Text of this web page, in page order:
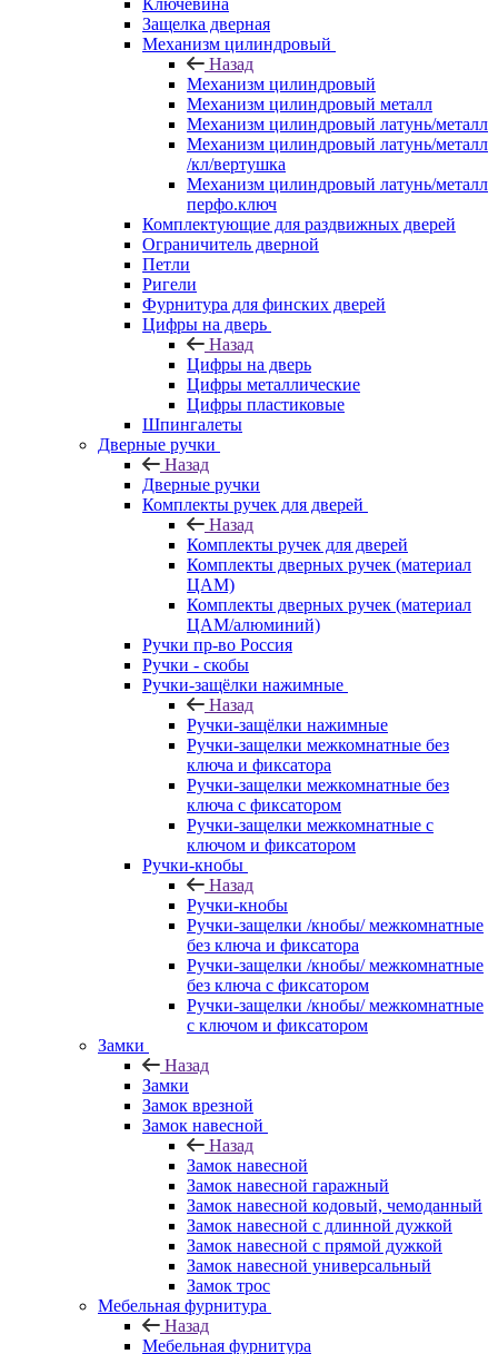
Ключевина
Защелка дверная
Механизм цилиндровый
Назад
Механизм цилиндровый
Механизм цилиндровый металл
Механизм цилиндровый латунь/металл
Механизм цилиндровый латунь/металл
/кл/вертушка
Механизм цилиндровый латунь/металл
перфо.ключ
Комплектующие для раздвижных дверей
Ограничитель дверной
Петли
Ригели
Фурнитура для финских дверей
Цифры на дверь
Назад
Цифры на дверь
Цифры металлические
Цифры пластиковые
Шпингалеты
Дверные ручки
Назад
Дверные ручки
Комплекты ручек для дверей
Назад
Комплекты ручек для дверей
Комплекты дверных ручек (материал
ЦАМ)
Комплекты дверных ручек (материал
ЦАМ/алюминий)
Ручки пр-во Россия
Ручки - скобы
Ручки-защёлки нажимные
Назад
Ручки-защёлки нажимные
Ручки-защелки межкомнатные без
ключа и фиксатора
Ручки-защелки межкомнатные без
ключа с фиксатором
Ручки-защелки межкомнатные с
ключом и фиксатором
Ручки-кнобы
Назад
Ручки-кнобы
Ручки-защелки /кнобы/ межкомнатные
без ключа и фиксатора
Ручки-защелки /кнобы/ межкомнатные
без ключа с фиксатором
Ручки-защелки /кнобы/ межкомнатные
с ключом и фиксатором
Замки
Назад
Замки
Замок врезной
Замок навесной
Назад
Замок навесной
Замок навесной гаражный
Замок навесной кодовый, чемоданный
Замок навесной с длинной дужкой
Замок навесной с прямой дужкой
Замок навесной универсальный
Замок трос
Мебельная фурнитура
Назад
Мебельная фурнитура